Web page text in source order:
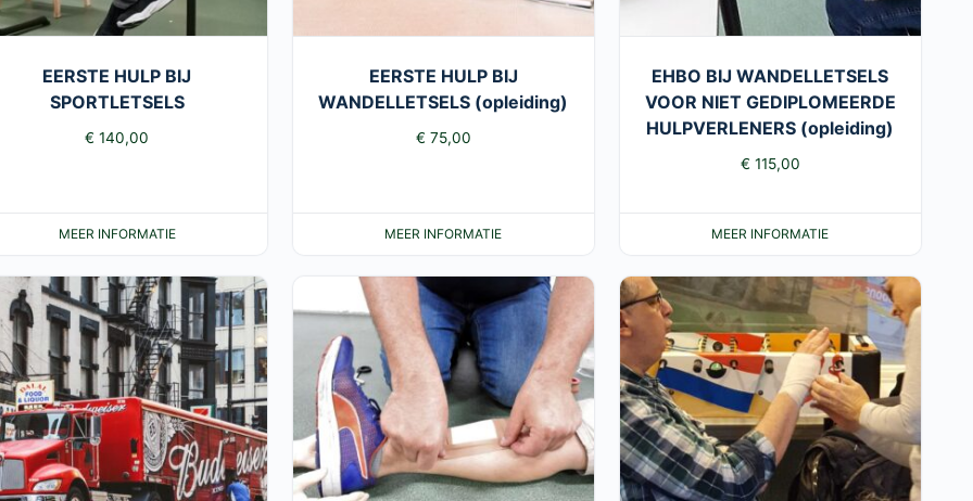
EERSTE HULP BIJ
SPORTLETSELS
€ 140,00
MEER INFORMATIE
EERSTE HULP BIJ
WANDELLETSELS (opleiding)
€ 75,00
MEER INFORMATIE
EHBO BIJ WANDELLETSELS
VOOR NIET GEDIPLOMEERDE
HULPVERLENERS (opleiding)
€ 115,00
MEER INFORMATIE